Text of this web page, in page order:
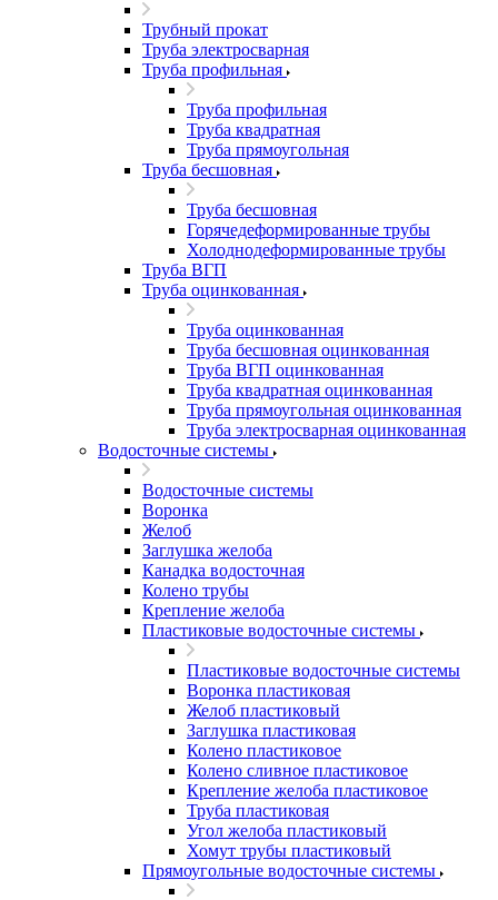
Трубный прокат
Труба электросварная
Труба профильная
Труба профильная
Труба квадратная
Труба прямоугольная
Труба бесшовная
Труба бесшовная
Горячедеформированные трубы
Холоднодеформированные трубы
Труба ВГП
Труба оцинкованная
Труба оцинкованная
Труба бесшовная оцинкованная
Труба ВГП оцинкованная
Труба квадратная оцинкованная
Труба прямоугольная оцинкованная
Труба электросварная оцинкованная
Водосточные системы
Водосточные системы
Воронка
Желоб
Заглушка желоба
Канадка водосточная
Колено трубы
Крепление желоба
Пластиковые водосточные системы
Пластиковые водосточные системы
Воронка пластиковая
Желоб пластиковый
Заглушка пластиковая
Колено пластиковое
Колено сливное пластиковое
Крепление желоба пластиковое
Труба пластиковая
Угол желоба пластиковый
Хомут трубы пластиковый
Прямоугольные водосточные системы